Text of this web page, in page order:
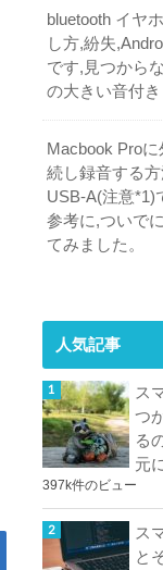
bluetooth イヤ
し方,紛失
です,見つから
の大きい音付き
Macbook Pro
続し録音する
USB-A(注意*1)
参考に,ついで
てみました。
人気記事
ス
つ
る
元
397k件のビュー
ス
と